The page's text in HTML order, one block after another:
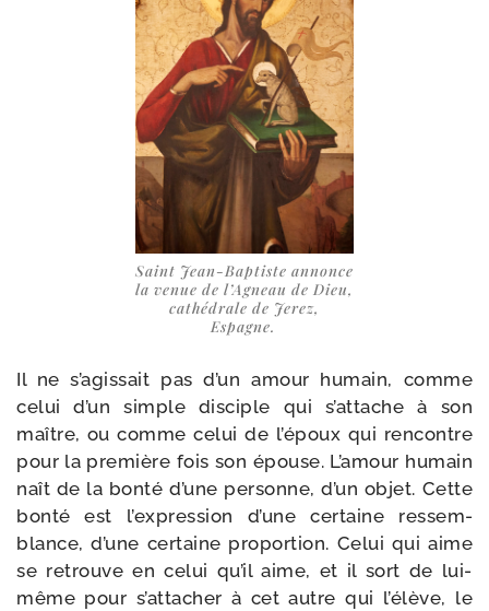
Saint Jean-​Baptiste annonce
la venue de l’Agneau de Dieu,
cathé­drale de Jerez,
Espagne.
Il ne s’agissait pas d’un amour humain, comme
celui d’un simple dis­ciple qui s’attache à son
maître, ou comme celui de l’époux qui ren­contre
pour la pre­mière fois son épouse. L’amour humain
naît de la bon­té d’une per­sonne, d’un objet. Cette
bon­té est l’expression d’une cer­taine res­sem­
blance, d’une cer­taine pro­por­tion. Celui qui aime
se retrouve en celui qu’il aime, et il sort de lui-​
même pour s’attacher à cet autre qui l’élève, le